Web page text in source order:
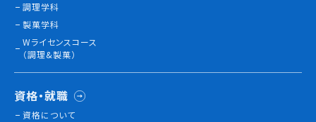
調理学科
製菓学科
Wライセンスコース
（調理&製菓）
資格・就職
資格について